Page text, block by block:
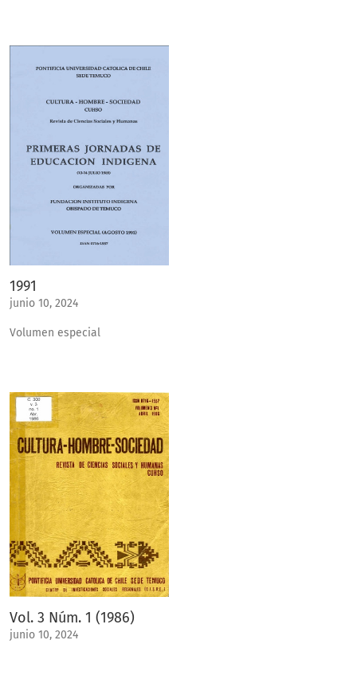
1991
junio 10, 2024
Volumen especial
Vol. 3 Núm. 1 (1986)
junio 10, 2024